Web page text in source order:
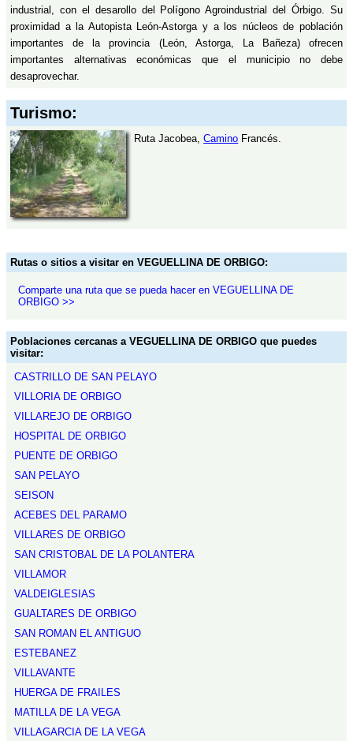
industrial, con el desarollo del Polígono Agroindustrial del Órbigo. Su
proximidad a la Autopista León-Astorga y a los núcleos de población
importantes de la provincia (León, Astorga, La Bañeza) ofrecen
importantes alternativas económicas que el municipio no debe
desaprovechar.
Turismo:
Ruta Jacobea,Camino Francés.
Rutas o sitios a visitar en VEGUELLINA DE ORBIGO:
Comparte una ruta que se pueda hacer en VEGUELLINA DE
ORBIGO >>
Poblaciones cercanas a VEGUELLINA DE ORBIGO que puedes
visitar:
CASTRILLO DE SAN PELAYO
VILLORIA DE ORBIGO
VILLAREJO DE ORBIGO
HOSPITAL DE ORBIGO
PUENTE DE ORBIGO
SAN PELAYO
SEISON
ACEBES DEL PARAMO
VILLARES DE ORBIGO
SAN CRISTOBAL DE LA POLANTERA
VILLAMOR
VALDEIGLESIAS
GUALTARES DE ORBIGO
SAN ROMAN EL ANTIGUO
ESTEBANEZ
VILLAVANTE
HUERGA DE FRAILES
MATILLA DE LA VEGA
VILLAGARCIA DE LA VEGA